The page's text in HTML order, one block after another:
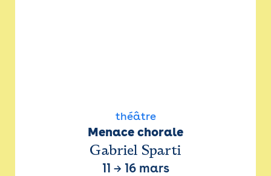
théâtre
Menace chorale
Gabriel Sparti
11 → 16 mars